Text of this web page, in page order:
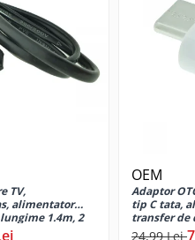
TV,
alimentator
1.4m, 2
OEM
Adaptor
tip C tata,
transfer de
24,99 Lei